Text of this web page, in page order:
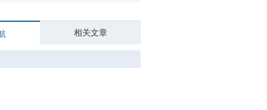
相关文章